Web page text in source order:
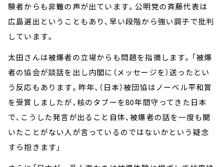
験者からも非難の声が出ています。公明党の斉藤代表は
広島選出ということもあり、早い段階から強い調子で批判
しています。
太田さんは被爆者の立場からも問題を指摘します。「被爆
者の協会が談話を出し内閣に（メッセージを）送ったとい
う反応もあります。昨年、（日本）被団協はノーベル平和賞
を受賞しましたが、核のタブーを80年間守ってきた日本
で、こうした発言が出ること自体、被爆者の話を一度も聞
いたことがない人が言っているのではないかという疑念
すら抱きます」